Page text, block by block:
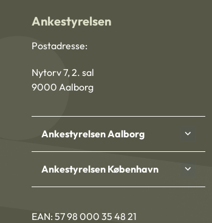
Ankestyrelsen
Postadresse:
Nytorv 7, 2. sal
9000 Aalborg
Ankestyrelsen Aalborg
Ankestyrelsen København
EAN: 57 98 000 35 48 21